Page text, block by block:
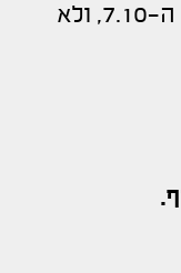
הפועל. כאלו שעשו את זה עד ה-7.10, ולא